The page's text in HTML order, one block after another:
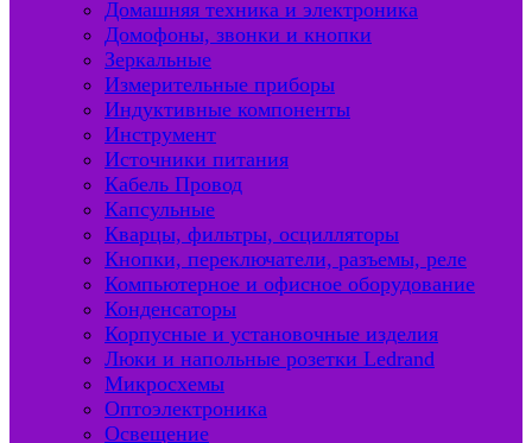
Домашняя техника и электроника
Домофоны, звонки и кнопки
Зеркальные
Измерительные приборы
Индуктивные компоненты
Инструмент
Источники питания
Кабель Провод
Капсульные
Кварцы, фильтры, осцилляторы
Кнопки, переключатели, разъемы, реле
Компьютерное и офисное оборудование
Конденсаторы
Корпусные и установочные изделия
Люки и напольные розетки Ledrand
Микросхемы
Оптоэлектроника
Освещение